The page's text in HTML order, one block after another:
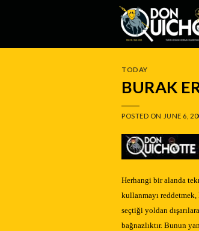
TODAY
BURAK
POSTED ON JUNE 6,
Herhangi bir alanda
kullanmayı
seçtiği yoldan
bağnazlıktır. Bunun